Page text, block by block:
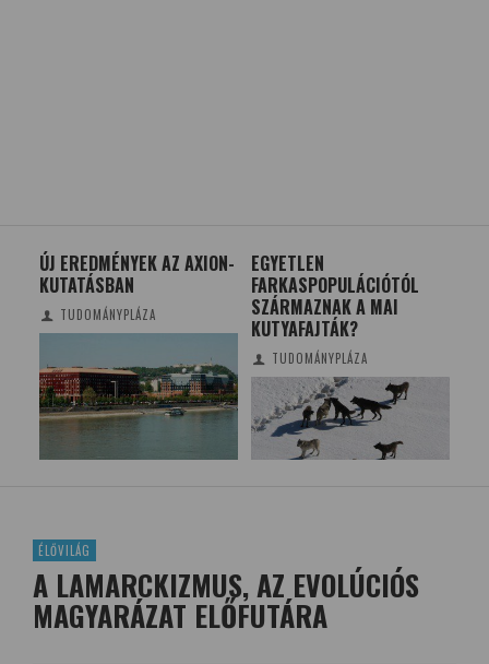
ÚJ EREDMÉNYEK AZ AXION-
KUTATÁSBAN
TUDOMÁNYPLÁZA
EGYETLEN
FARKASPOPULÁCIÓTÓL
SZÁRMAZNAK A MAI
KUTYAFAJTÁK?
TUDOMÁNYPLÁZA
ÉLŐVILÁG
A LAMARCKIZMUS, AZ EVOLÚCIÓS
MAGYARÁZAT ELŐFUTÁRA